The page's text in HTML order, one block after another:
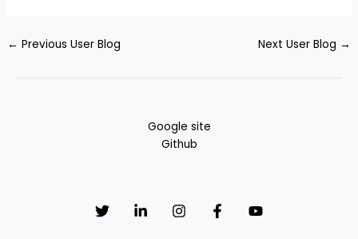
← Previous User Blog Next User Blog →
Google site
Github